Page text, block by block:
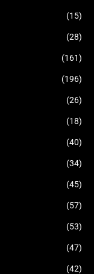
(15)
(28)
(161)
(196)
(26)
(18)
(40)
(34)
(45)
(57)
(53)
(47)
(42)